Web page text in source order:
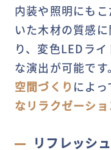
内装や照明にも
いた木材の質感
り、変色LEDラ
な演出が可能です。
空間づくり によっ
なリラクゼーショ
リフレッシ